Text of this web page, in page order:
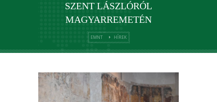
SZENT LÁSZLÓRÓL
MAGYARREMETÉN
EMNT HÍREK